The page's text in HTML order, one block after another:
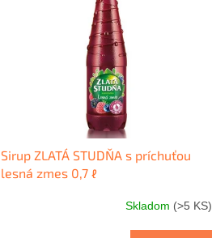
Sirup ZLATÁ STUDŇA s príchuťou
lesná zmes 0,7 ℓ
Skladom (>5 KS)